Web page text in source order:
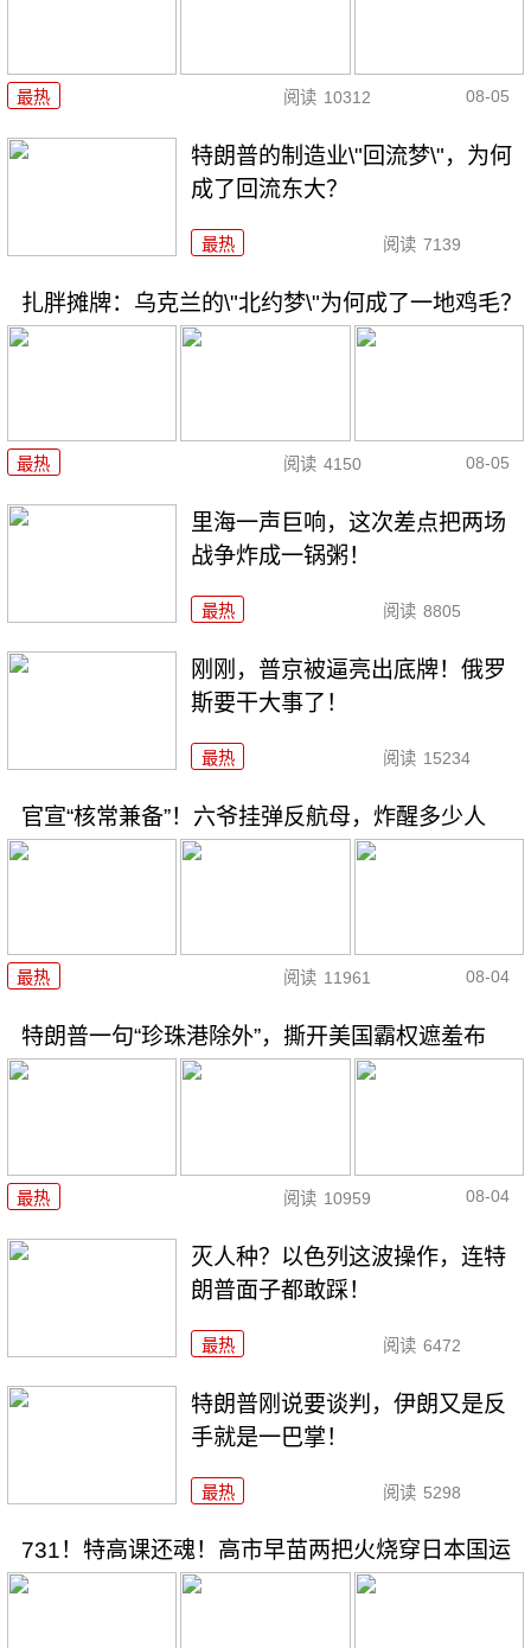
最热 阅读 10312 08-05
特朗普的制造业\"回流梦\"，为何
成了回流东大？
最热 阅读 7139
扎胖摊牌：乌克兰的\"北约梦\"为何成了一地鸡毛？
最热 阅读 4150 08-05
里海一声巨响，这次差点把两场
战争炸成一锅粥！
最热 阅读 8805
刚刚，普京被逼亮出底牌！俄罗
斯要干大事了！
最热 阅读 15234
官宣“核常兼备”！六爷挂弹反航母，炸醒多少人
最热 阅读 11961 08-04
特朗普一句“珍珠港除外”，撕开美国霸权遮羞布
最热 阅读 10959 08-04
灭人种？以色列这波操作，连特
朗普面子都敢踩！
最热 阅读 6472
特朗普刚说要谈判，伊朗又是反
手就是一巴掌！
最热 阅读 5298
731！特高课还魂！高市早苗两把火烧穿日本国运